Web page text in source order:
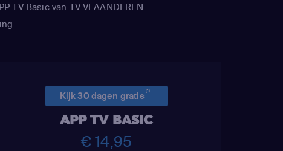
TV Basic van TV VLAANDEREN.
Kijk 30 dagen gratis(1)
APP TV BASIC
€ 14,95